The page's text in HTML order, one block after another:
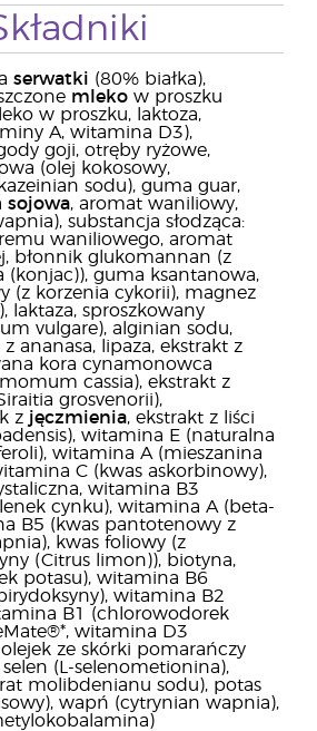
serwatki (80% białka),
mleko w proszku
w proszku, laktoza,
A, witamina D3),
goji, otręby ryżowe,
(olej kokosowy,
sodu), guma guar,
sojowa, aromat waniliowy,
substancja słodząca:
waniliowego, aromat
błonnik glukomannan (z
(konjac)), guma ksantanowa,
(z korzenia cykorii), magnez
laktaza, sproszkowany
vulgare), alginian sodu,
ananasa, lipaza, ekstrakt z
kora cynamonowca
cassia), ekstrakt z
grosvenorii),
z jęczmienia, ekstrakt z liści
witamina E (naturalna
witamina A (mieszanina
C (kwas askorbinowy),
witamina B3
cynku), witamina A (beta-
B5 (kwas pantotenowy z
kwas foliowy (z
(Citrus limon)), biotyna,
potasu), witamina B6
witamina B2
B1 (chlorowodorek
witamina D3
ze skórki pomarańczy
selen (L-selenometionina),
molibdenianu sodu), potas
wapń (cytrynian wapnia),